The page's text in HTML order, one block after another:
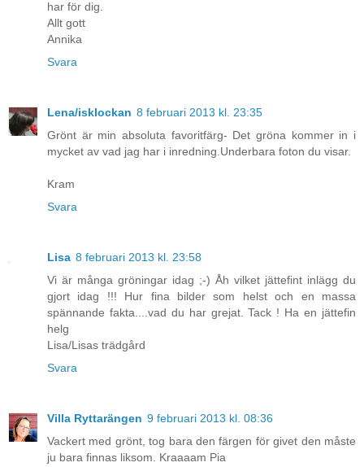
har för dig.
Allt gott
Annika
Svara
Lena/isklockan 8 februari 2013 kl. 23:35
Grönt är min absoluta favoritfärg- Det gröna kommer in i
mycket av vad jag har i inredning.Underbara foton du visar.
Kram
Svara
Lisa 8 februari 2013 kl. 23:58
Vi är många gröningar idag ;-) Åh vilket jättefint inlägg du
gjort idag !!! Hur fina bilder som helst och en massa
spännande fakta....vad du har grejat. Tack ! Ha en jättefin
helg
Lisa/Lisas trädgård
Svara
Villa Ryttarängen 9 februari 2013 kl. 08:36
Vackert med grönt, tog bara den färgen för givet den måste
ju bara finnas liksom. Kraaaam Pia